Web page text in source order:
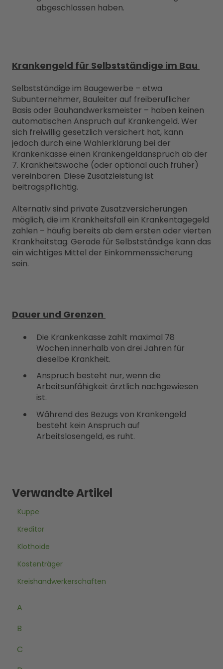
abgeschlossen haben.
Krankengeld für Selbstständige im Bau
Selbstständige im Baugewerbe – etwa
Subunternehmer, Bauleiter auf freiberuflicher
Basis oder Bauhandwerksmeister – haben keinen
automatischen Anspruch auf Krankengeld. Wer
sich freiwillig gesetzlich versichert hat, kann
jedoch durch eine Wahlerklärung bei der
Krankenkasse einen Krankengeldanspruch ab der
7. Krankheitswoche (oder optional auch früher)
vereinbaren. Diese Zusatzleistung ist
beitragspflichtig.
Alternativ sind private Zusatzversicherungen
möglich, die im Krankheitsfall ein Krankentagegeld
zahlen – häufig bereits ab dem ersten oder vierten
Krankheitstag. Gerade für Selbstständige kann das
ein wichtiges Mittel der Einkommenssicherung
sein.
Dauer und Grenzen
Die Krankenkasse zahlt maximal 78
Wochen innerhalb von drei Jahren für
dieselbe Krankheit.
Anspruch besteht nur, wenn die
Arbeitsunfähigkeit ärztlich nachgewiesen
ist.
Während des Bezugs von Krankengeld
besteht kein Anspruch auf
Arbeitslosengeld, es ruht.
Verwandte Artikel
Kuppe
Kreditor
Klothoide
Kostenträger
Kreishandwerkerschaften
A
B
C